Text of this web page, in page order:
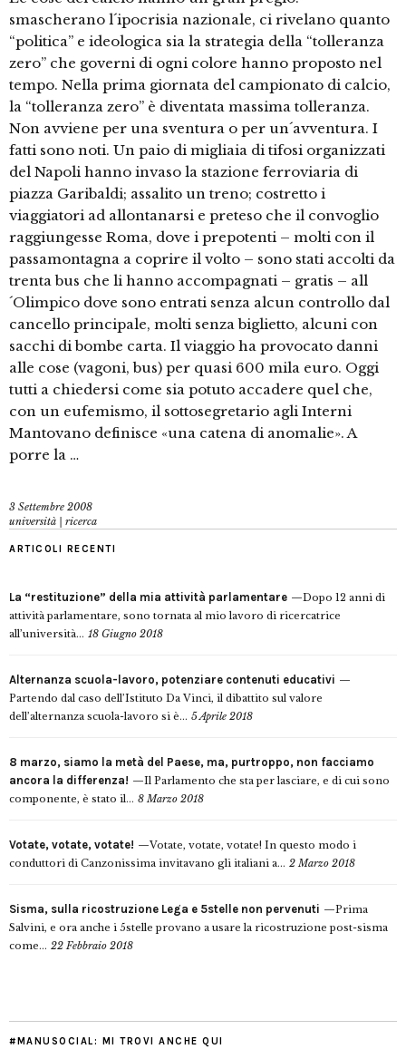
smascherano l´ipocrisia nazionale, ci rivelano quanto
“politica” e ideologica sia la strategia della “tolleranza
zero” che governi di ogni colore hanno proposto nel
tempo. Nella prima giornata del campionato di calcio,
la “tolleranza zero” è diventata massima tolleranza.
Non avviene per una sventura o per un´avventura. I
fatti sono noti. Un paio di migliaia di tifosi organizzati
del Napoli hanno invaso la stazione ferroviaria di
piazza Garibaldi; assalito un treno; costretto i
viaggiatori ad allontanarsi e preteso che il convoglio
raggiungesse Roma, dove i prepotenti – molti con il
passamontagna a coprire il volto – sono stati accolti da
trenta bus che li hanno accompagnati – gratis – all
´Olimpico dove sono entrati senza alcun controllo dal
cancello principale, molti senza biglietto, alcuni con
sacchi di bombe carta. Il viaggio ha provocato danni
alle cose (vagoni, bus) per quasi 600 mila euro. Oggi
tutti a chiedersi come sia potuto accadere quel che,
con un eufemismo, il sottosegretario agli Interni
Mantovano definisce «una catena di anomalie». A
porre la …
3 Settembre 2008
università | ricerca
ARTICOLI RECENTI
La “restituzione” della mia attività parlamentare
Dopo 12 anni di
attività parlamentare, sono tornata al mio lavoro di ricercatrice
all’università... 18 Giugno 2018
Alternanza scuola-lavoro, potenziare contenuti educativi
Partendo dal caso dell’Istituto Da Vinci, il dibattito sul valore
dell’alternanza scuola-lavoro si è... 5 Aprile 2018
8 marzo, siamo la metà del Paese, ma, purtroppo, non facciamo
ancora la differenza!
Il Parlamento che sta per lasciare, e di cui sono
componente, è stato il... 8 Marzo 2018
Votate, votate, votate!
Votate, votate, votate! In questo modo i
conduttori di Canzonissima invitavano gli italiani a... 2 Marzo 2018
Sisma, sulla ricostruzione Lega e 5stelle non pervenuti
Prima
Salvini, e ora anche i 5stelle provano a usare la ricostruzione post-sisma
come... 22 Febbraio 2018
#MANUSOCIAL: MI TROVI ANCHE QUI